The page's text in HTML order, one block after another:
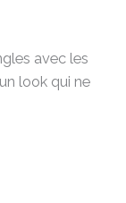
avec les
look qui ne